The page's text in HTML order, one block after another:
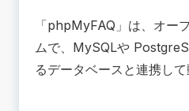
「phpMyFAQ 」は、オー
ムで、MySQLや
るデータベースと連携して